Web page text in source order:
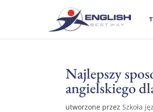
Najlepszy
angielskiego
utworzone przezSzkoła